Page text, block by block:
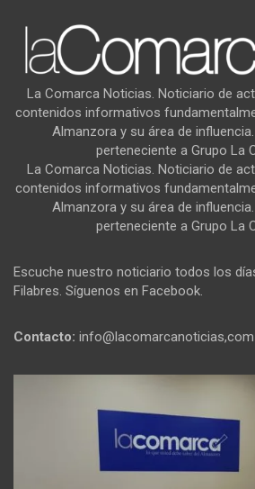
La Comarca Noticias. Noticiario de
contenidos informativos
Almanzora y su área de
perteneciente a Grupo La
La Comarca Noticias. Noticiario de
contenidos informativos
Almanzora y su área de
perteneciente a Grupo La
Escuche nuestro noticiario todos los
Filabres. Síguenos en Facebook.
Contacto: info@lacomarcanoticias,com